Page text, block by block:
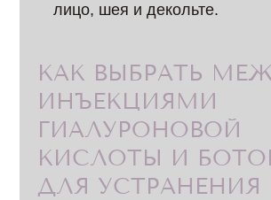
лицо, шея и декольте.
КАК ВЫБРАТЬ
ИНЪЕКЦИЯМИ
ГИАЛУРОНОВОЙ
КИСЛОТЫ И
ДЛЯ УСТРАНЕНИЯ